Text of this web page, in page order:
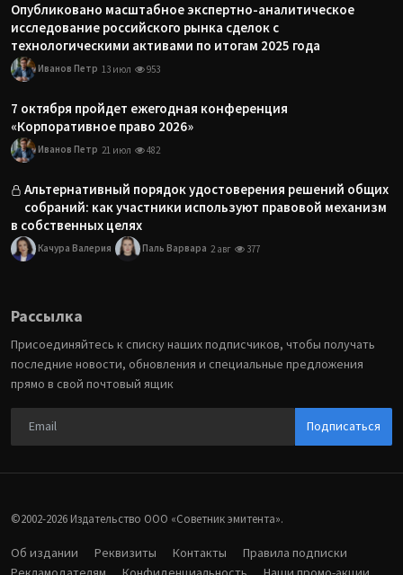
Опубликовано масштабное экспертно-аналитическое
исследование российского рынка сделок с
технологическими активами по итогам 2025 года
Иванов Петр 13 июл 953
7 октября пройдет ежегодная конференция
«Корпоративное право 2026»
Иванов Петр 21 июл 482
Альтернативный порядок удостоверения решений общих
собраний: как участники используют правовой механизм
в собственных целях
Качура Валерия Паль Варвара 2 авг 377
Рассылка
Присоединяйтесь к списку наших подписчиков, чтобы получать
последние новости, обновления и специальные предложения
прямо в свой почтовый ящик
Подписаться
©2002-2026 Издательство ООО «‎Советник эмитента».
Об издании Реквизиты Контакты
Правила подписки